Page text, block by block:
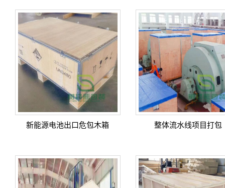
新能源电池出口危包木箱 整体流水线项目打包